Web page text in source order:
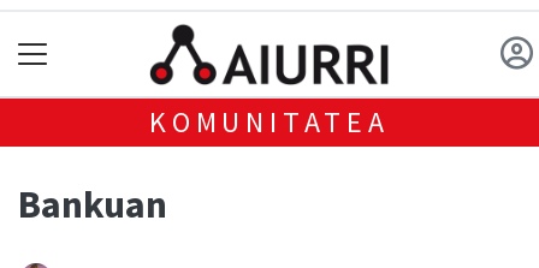
KOMUNITATEA
Bankuan